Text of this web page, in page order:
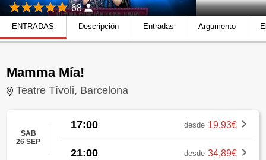
68
ENTRADAS Descripción Entradas Argumento
Mamma Mía!
Teatre Tívoli, Barcelona
SAB
26 SEP
17:00 desde 19,93€
21:00 desde 34,89€